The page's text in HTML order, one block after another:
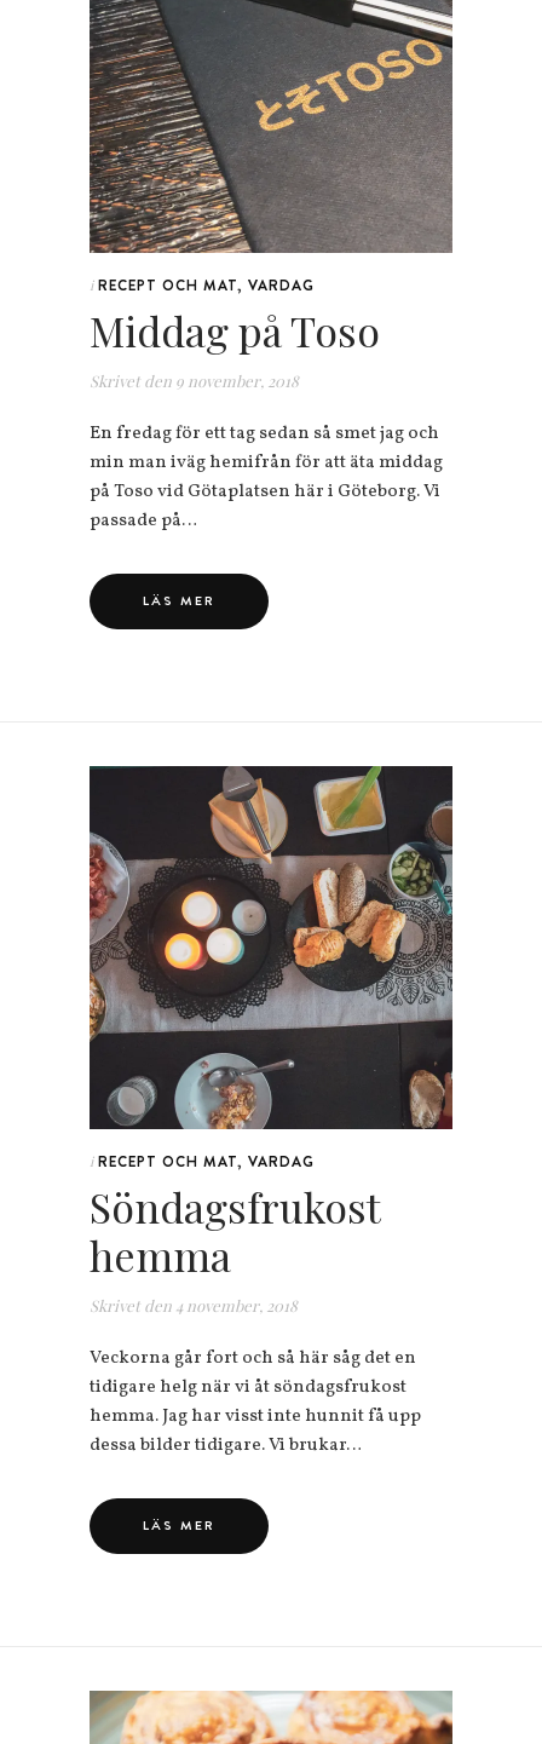
i RECEPT OCH MAT, VARDAG
Middag på Toso
Skrivet den 9 november, 2018
En fredag för ett tag sedan så smet jag och
min man iväg hemifrån för att äta middag
på Toso vid Götaplatsen här i Göteborg. Vi
passade på…
LÄS MER
i RECEPT OCH MAT, VARDAG
Söndagsfrukost
hemma
Skrivet den 4 november, 2018
Veckorna går fort och så här såg det en
tidigare helg när vi åt söndagsfrukost
hemma. Jag har visst inte hunnit få upp
dessa bilder tidigare. Vi brukar…
LÄS MER